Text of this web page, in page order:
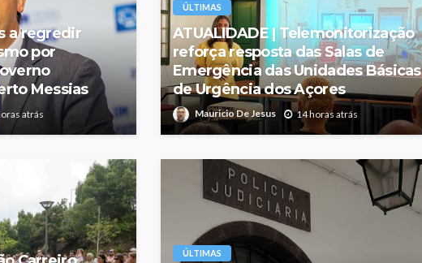
a regredir
por
Messias
atrás
ÚLTIMAS
ATUALIDADE | Telemonitorização
reforça resposta das Salas de
Emergência das Unidades Básicas
de Urgência dos Açores
Mauricio De Jesus 14 horas atrás
ÚLTIMAS